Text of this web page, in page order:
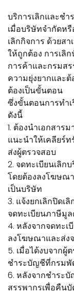
บริการเลิกและช
เมื่อบริษัทจำกัดห
เลิกกิจการ ด้วยส
ให้ถูกต้อง การเลิ
การค้าและกรมส
ความยุ่งยากและต้
ต้องเป็นขั้นตอน
ซึ่งขั้นตอนการทำ
ดังนี้
1. ต้องนำเอกสา
แนะนำให้เคลียร์
ส่งผู้ตรวจสอบ
2. จดทะเบียนเลิ
โดยต้องลงโฆษณ
เป็นบริษัท
3. แจ้งยกเลิกปิด
จดทะเบียนภาษีมูล
4. หลังจากจดทะ
ลงโฆษณาและส่ง
5. เมื่อได้งบจากผู้
ชำระบัญชีที่กรม
6. หลังจากชำระบั
สรรพากรเพื่อคืนบั